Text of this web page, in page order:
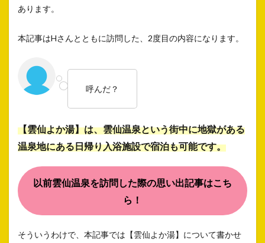
あります。
本記事はHさんとともに訪問した、2度目の内容になります。
呼んだ？
【雲仙よか湯】は、雲仙温泉という街中に地獄がある
温泉地にある日帰り入浴施設で宿泊も可能です。
以前雲仙温泉を訪問した際の思い出記事はこち
ら！
そういうわけで、本記事では【雲仙よか湯】について書かせ